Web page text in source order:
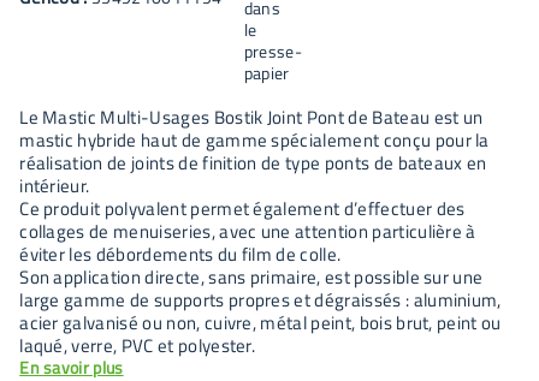
Le Mastic Multi-Usages Bostik Joint Pont de Bateau est un
mastic hybride haut de gamme spécialement conçu pour la
réalisation de joints de finition de type ponts de bateaux en
intérieur.
Ce produit polyvalent permet également d’effectuer des
collages de menuiseries, avec une attention particulière à
éviter les débordements du film de colle.
Son application directe, sans primaire, est possible sur une
large gamme de supports propres et dégraissés : aluminium,
acier galvanisé ou non, cuivre, métal peint, bois brut, peint ou
laqué, verre, PVC et polyester.
En savoir plus